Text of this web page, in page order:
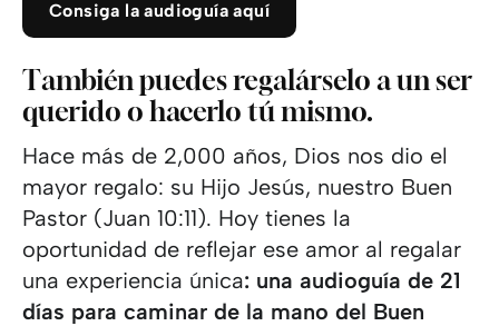
Consiga la audioguía aquí
También puedes regalárselo a un ser
querido o hacerlo tú mismo.
Hace más de 2,000 años, Dios nos dio el
mayor regalo: su Hijo Jesús, nuestro Buen
Pastor (Juan 10:11). Hoy tienes la
oportunidad de reflejar ese amor al regalar
una experiencia única: una audioguía de 21
días para caminar de la mano del Buen